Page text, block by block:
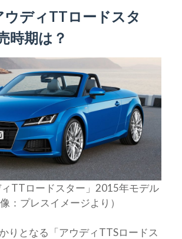
ウディTTロードスタ
時期は？
TTロードスター」2015年モデル
像：プレスイメージより）
りとなる「アウディTTSロードス